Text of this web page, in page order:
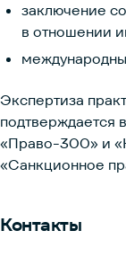
заключение
в отношении
Экспертиза
подтверждается
«Право-300» и
«Санкционное
Контакты